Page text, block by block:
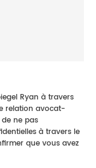
Ryan à travers
relation avocat-
ne pas
à travers le
que vous avez